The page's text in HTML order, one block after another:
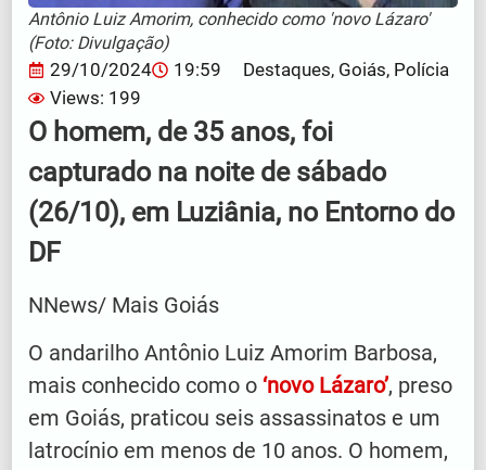
Antônio Luiz Amorim, conhecido como 'novo Lázaro'
(Foto: Divulgação)
29/10/2024 19:59 Destaques, Goiás, Polícia
Views: 199
O homem, de 35 anos, foi
capturado na noite de sábado
(26/10), em Luziânia, no Entorno do
DF
NNews/ Mais Goiás
O andarilho Antônio Luiz Amorim Barbosa,
mais conhecido como o ‘novo Lázaro’, preso
em Goiás, praticou seis assassinatos e um
latrocínio em menos de 10 anos. O homem,